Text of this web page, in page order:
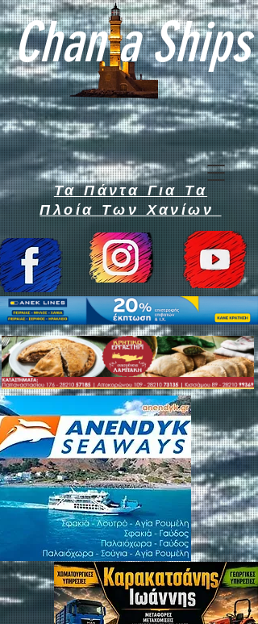
Chan a Ships
Τα Πάντα Για Τα
Πλοία Των Χανίων